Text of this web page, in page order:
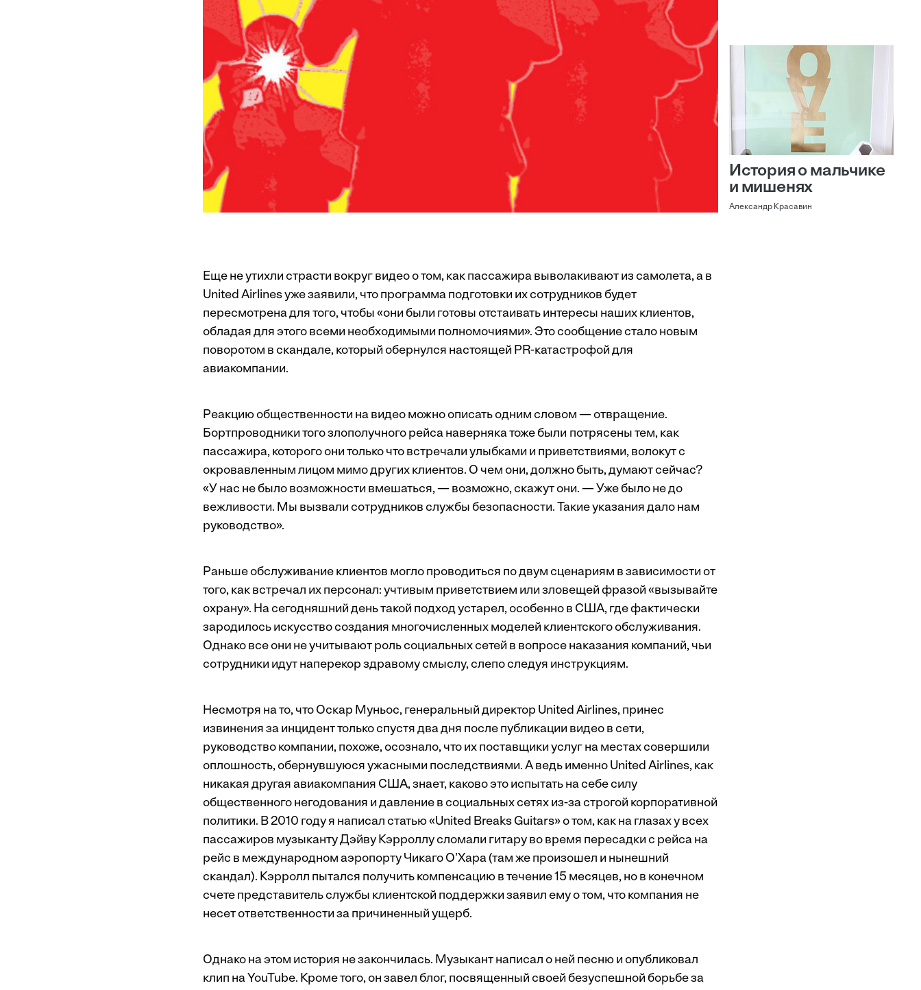
История о мальчике
и мишенях
Александр Красавин
Еще не утихли страсти вокруг видео о том, как пассажира выволакивают из самолета, а в
United Airlines уже заявили, что программа подготовки их сотрудников будет
пересмотрена для того, чтобы «они были готовы отстаивать интересы наших клиентов,
обладая для этого всеми необходимыми полномочиями». Это сообщение стало новым
поворотом в скандале, который обернулся настоящей PR-катастрофой для
авиакомпании.
Реакцию общественности на видео можно описать одним словом — отвращение.
Бортпроводники того злополучного рейса наверняка тоже были потрясены тем, как
пассажира, которого они только что встречали улыбками и приветствиями, волокут с
окровавленным лицом мимо других клиентов. О чем они, должно быть, думают сейчас?
«У нас не было возможности вмешаться, — возможно, скажут они. — Уже было не до
вежливости. Мы вызвали сотрудников службы безопасности. Такие указания дало нам
руководство».
Раньше обслуживание клиентов могло проводиться по двум сценариям в зависимости от
того, как встречал их персонал: учтивым приветствием или зловещей фразой «вызывайте
охрану». На сегодняшний день такой подход устарел, особенно в США, где фактически
зародилось искусство создания многочисленных моделей клиентского обслуживания.
Однако все они не учитывают роль социальных сетей в вопросе наказания компаний, чьи
сотрудники идут наперекор здравому смыслу, слепо следуя инструкциям.
Несмотря на то, что Оскар Муньос, генеральный директор United Airlines, принес
извинения за инцидент только спустя два дня после публикации видео в сети,
руководство компании, похоже, осознало, что их поставщики услуг на местах совершили
оплошность, обернувшуюся ужасными последствиями. А ведь именно United Airlines, как
никакая другая авиакомпания США, знает, каково это испытать на себе силу
общественного негодования и давление в социальных сетях из-за строгой корпоративной
политики. В 2010 году я написал статью «United Breaks Guitars» о том, как на глазах у всех
пассажиров музыканту Дэйву Кэрроллу сломали гитару во время пересадки с рейса на
рейс в международном аэропорту Чикаго О’Хара (там же произошел и нынешний
скандал). Кэрролл пытался получить компенсацию в течение 15 месяцев, но в конечном
счете представитель службы клиентской поддержки заявил ему о том, что компания не
несет ответственности за причиненный ущерб.
Однако на этом история не закончилась. Музыкант написал о ней песню и опубликовал
клип на YouTube. Кроме того, он завел блог, посвященный своей безуспешной борьбе за